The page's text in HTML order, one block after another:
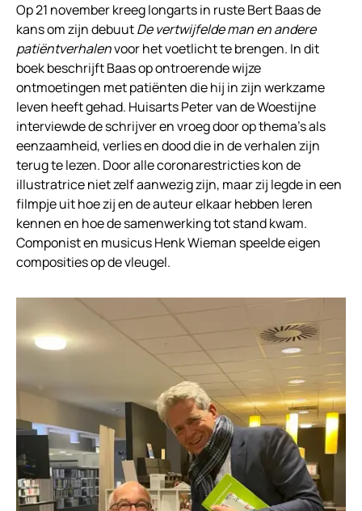
Op 21 november kreeg longarts in ruste Bert Baas de
kans om zijn debuutDe vertwijfelde man en andere
patiëntverhalenvoor het voetlicht te brengen. In dit
boek beschrijft Baas op ontroerende wijze
ontmoetingen met patiënten die hij in zijn werkzame
leven heeft gehad. Huisarts Peter van de Woestijne
interviewde de schrijver en vroeg door op thema’s als
eenzaamheid, verlies en dood die in de verhalen zijn
terug te lezen. Door alle coronarestricties kon de
illustratrice niet zelf aanwezig zijn, maar zij legde in een
filmpje uit hoe zij en de auteur elkaar hebben leren
kennen en hoe de samenwerking tot stand kwam.
Componist en musicus Henk Wieman speelde eigen
composities op de vleugel.